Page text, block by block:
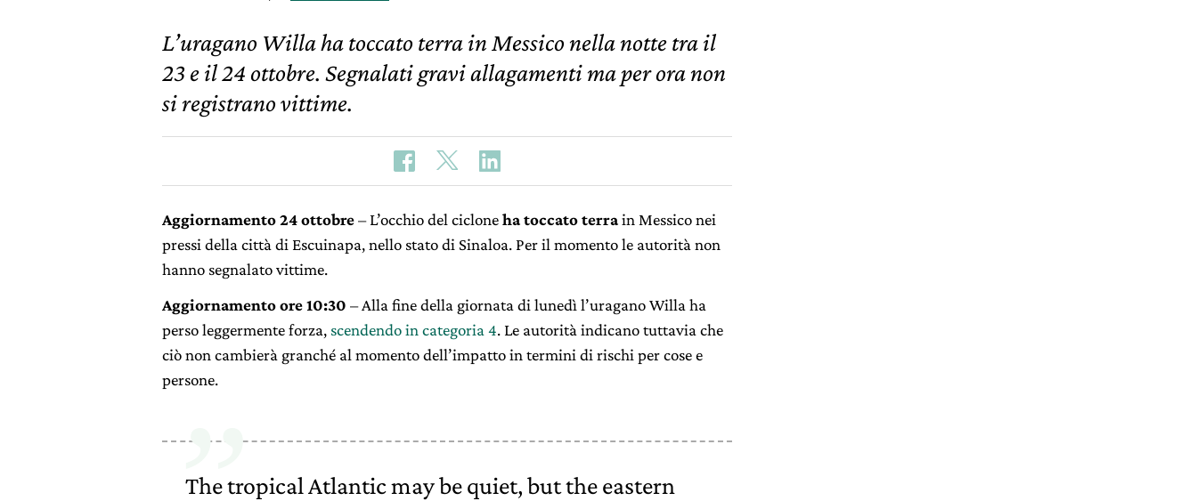
L’uragano Willa ha toccato terra in Messico nella notte tra il
23 e il 24 ottobre. Segnalati gravi allagamenti ma per ora non
si registrano vittime.
Aggiornamento 24 ottobre– L’occhio del cicloneha toccato terrain Messico nei
pressi della città di Escuinapa, nello stato di Sinaloa. Per il momento le autorità non
hanno segnalato vittime.
Aggiornamento ore 10:30 – Alla fine della giornata di lunedì l’uragano Willa ha
perso leggermente forza, scendendo in categoria 4. Le autorità indicano tuttavia che
ciò non cambierà granché al momento dell’impatto in termini di rischi per cose e
persone.
The tropical Atlantic may be quiet, but the eastern